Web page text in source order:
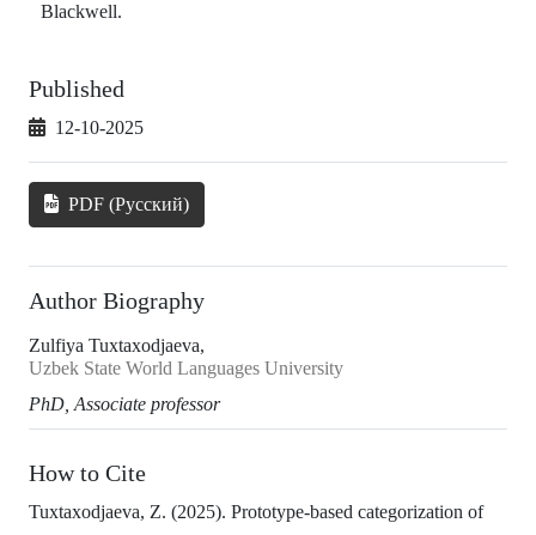
Blackwell.
Published
12-10-2025
PDF (Русский)
Author Biography
Zulfiya Tuxtaxodjaeva,
Uzbek State World Languages University
PhD, Associate professor
How to Cite
Tuxtaxodjaeva, Z. (2025). Prototype-based categorization of